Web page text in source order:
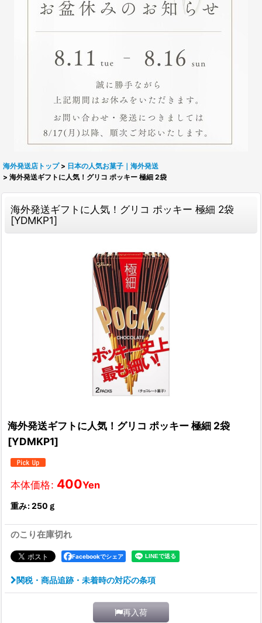
海外発送店トップ > 日本の人気お菓子｜海外発送
> 海外発送ギフトに人気！グリコ ポッキー 極細 2袋
海外発送ギフトに人気！グリコ ポッキー 極細 2袋
[YDMKP1]
海外発送ギフトに人気！グリコ ポッキー 極細 2袋
[YDMKP1]
本体価格: 400Yen
重み:250ｇ
のこり在庫切れ
Facebookでシェア
関税・商品追跡・未着時の対応の条項
再入荷